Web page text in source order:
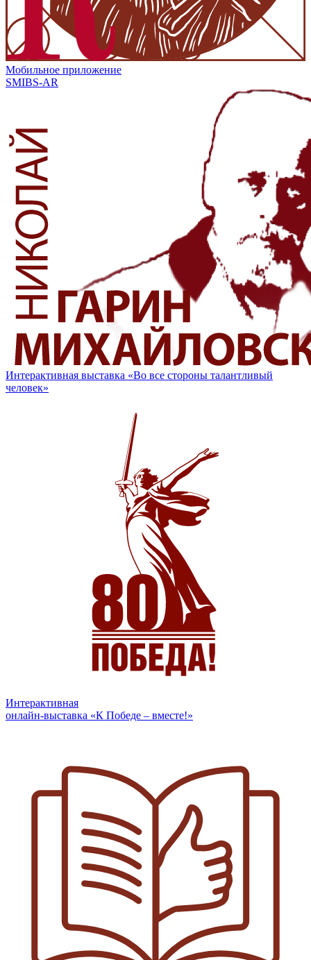
Мобильное приложение
SMIBS-AR
Интерактивная выставка «Во все стороны талантливый
человек»
Интерактивная
онлайн-выставка «К Победе – вместе!»